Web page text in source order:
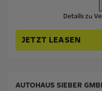
Details zu
JETZT LEASEN
AUTOHAUS SIEBER